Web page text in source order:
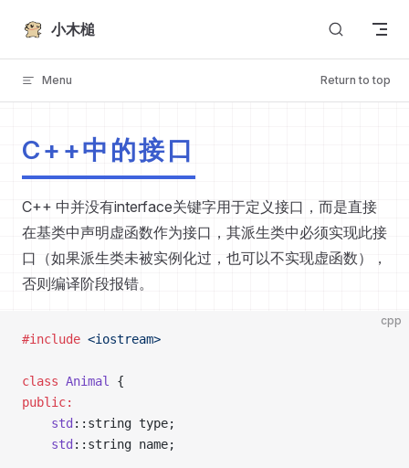
Skip to content
小木槌
Menu Return to top
C++中的接口
C++ 中并没有interface关键字用于定义接口，而是直接
在基类中声明虚函数作为接口，其派生类中必须实现此接
口（如果派生类未被实例化过，也可以不实现虚函数），
否则编译阶段报错。
cpp
#include <iostream>
class Animal
{
public:
    std
::string type;
    std
::string name;